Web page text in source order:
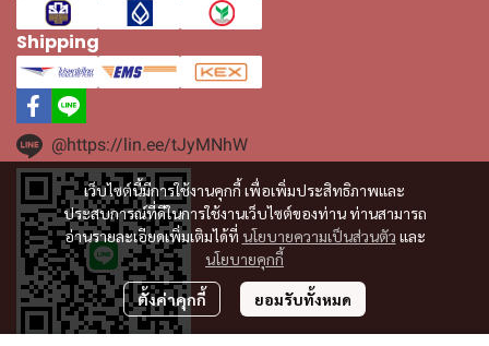
เว็บไซต์นี้มีการใช้งานคุกกี้ เพื่อเพิ่มประสิทธิภาพและ
ประสบการณ์ที่ดีในการใช้งานเว็บไซต์ของท่าน ท่านสามารถ
อ่านรายละเอียดเพิ่มเติมได้ที่ นโยบายความเป็นส่วนตัว และ
นโยบายคุกกี้
ตั้งค่าคุกกี้ ยอมรับทั้งหมด
Shipping
@https://lin.ee/tJyMNhW